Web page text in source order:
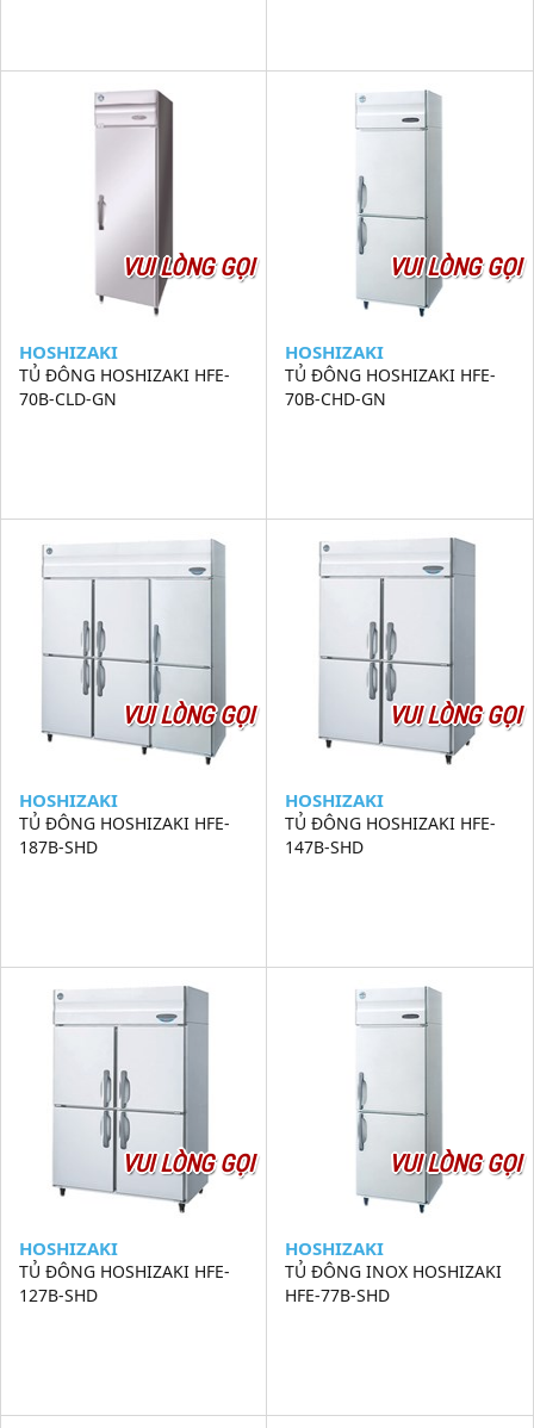
VUI LÒNG GỌI
HOSHIZAKI
TỦ ĐÔNG HOSHIZAKI HFE-
70B-CLD-GN
VUI LÒNG GỌI
HOSHIZAKI
TỦ ĐÔNG HOSHIZAKI HFE-
70B-CHD-GN
VUI LÒNG GỌI
HOSHIZAKI
TỦ ĐÔNG HOSHIZAKI HFE-
187B-SHD
VUI LÒNG GỌI
HOSHIZAKI
TỦ ĐÔNG HOSHIZAKI HFE-
147B-SHD
VUI LÒNG GỌI
HOSHIZAKI
TỦ ĐÔNG HOSHIZAKI HFE-
127B-SHD
VUI LÒNG GỌI
HOSHIZAKI
TỦ ĐÔNG INOX HOSHIZAKI
HFE-77B-SHD